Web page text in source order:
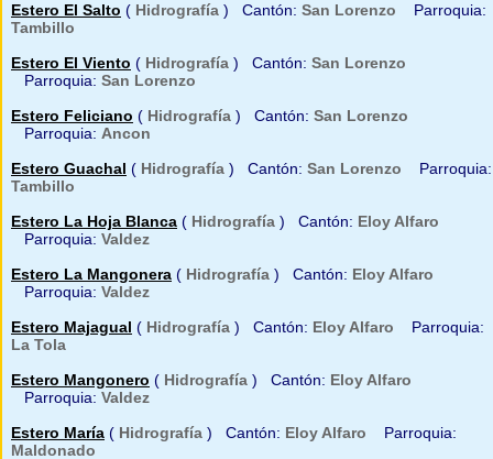
Estero El Salto ( Hidrografía ) Cantón: San Lorenzo Parroquia:
Tambillo
Estero El Viento ( Hidrografía ) Cantón: San Lorenzo
Parroquia: San Lorenzo
Estero Feliciano ( Hidrografía ) Cantón: San Lorenzo
Parroquia: Ancon
Estero Guachal ( Hidrografía ) Cantón: San Lorenzo Parroquia:
Tambillo
Estero La Hoja Blanca ( Hidrografía ) Cantón: Eloy Alfaro
Parroquia: Valdez
Estero La Mangonera ( Hidrografía ) Cantón: Eloy Alfaro
Parroquia: Valdez
Estero Majagual ( Hidrografía ) Cantón: Eloy Alfaro Parroquia:
La Tola
Estero Mangonero ( Hidrografía ) Cantón: Eloy Alfaro
Parroquia: Valdez
Estero María ( Hidrografía ) Cantón: Eloy Alfaro Parroquia:
Maldonado